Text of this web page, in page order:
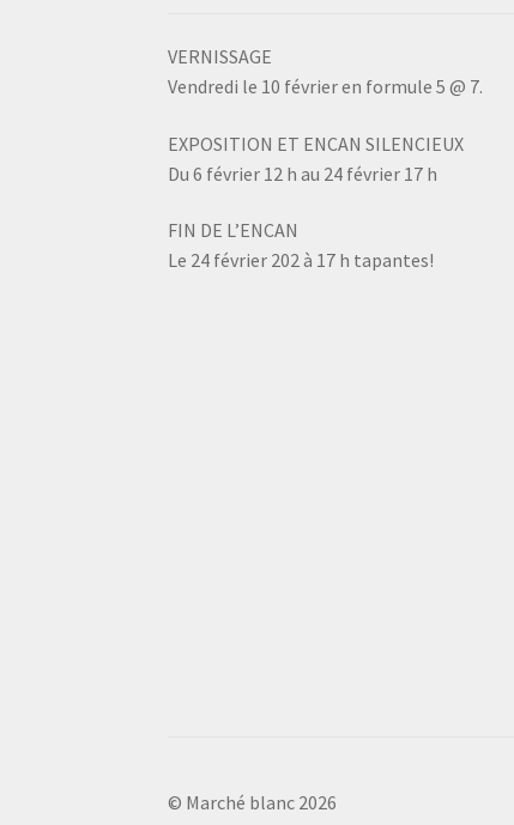
VERNISSAGE
Vendredi le 10 février en formule 5 @ 7.
EXPOSITION ET ENCAN SILENCIEUX
Du 6 février 12 h au 24 février 17 h
FIN DE L’ENCAN
Le 24 février 202 à 17 h tapantes!
© Marché blanc 2026